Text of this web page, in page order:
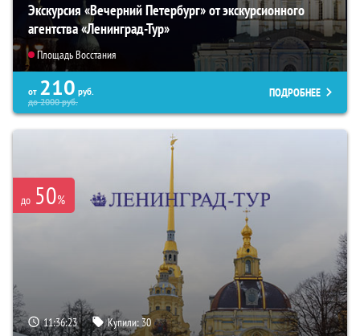
Экскурсия «Вечерний Петербург» от экскурсионного
агентства «Ленинград-Тур»
Площадь Восстания
от 210 руб.
до2000руб.
ПОДРОБНЕЕ
до 50%
11:36:22 Купили: 30